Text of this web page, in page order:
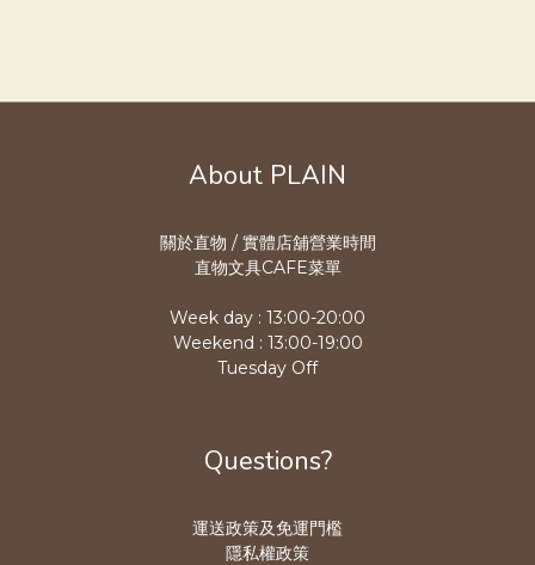
About PLAIN
關於直物 / 實體店舖營業時間
直物文具CAFE菜單
Week day : 13:00-20:00
Weekend : 13:00-19:00
Tuesday Off
Questions?
運送政策及免運門檻
隱私權政策